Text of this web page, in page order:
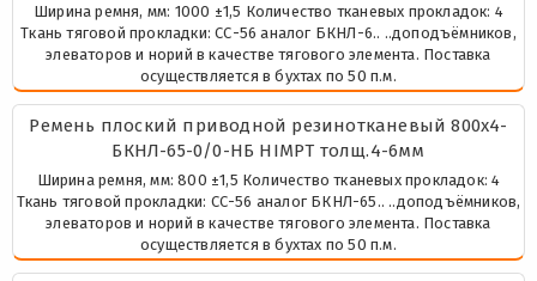
Ширина ремня, мм: 1000 ±1,5 Количество тканевых прокладок: 4
Ткань тяговой прокладки: СС-56 аналог БКНЛ-6.. ..доподъёмников,
элеваторов и норий в качестве тягового элемента. Поставка
осуществляется в бухтах по 50 п.м.
Ремень плоский приводной резинотканевый 800х4-
БКНЛ-65-0/0-НБ HIMPT толщ.4-6мм
Ширина ремня, мм: 800 ±1,5 Количество тканевых прокладок: 4
Ткань тяговой прокладки: СС-56 аналог БКНЛ-65.. ..доподъёмников,
элеваторов и норий в качестве тягового элемента. Поставка
осуществляется в бухтах по 50 п.м.